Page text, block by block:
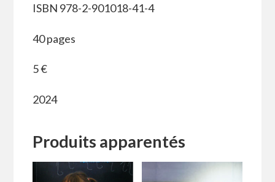
ISBN 978-2-901018-41-4
40 pages
5 €
2024
Produits apparentés